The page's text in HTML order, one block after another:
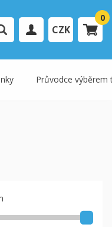
CZK
0
Průvodce výběrem